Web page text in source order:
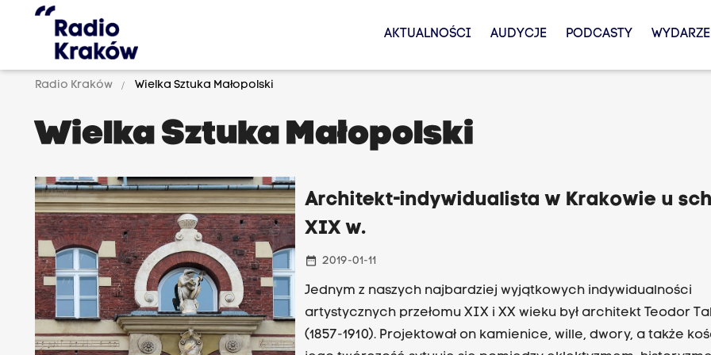
AKTUALNOŚCI AUDYCJE PODCASTY
Radio Kraków Wielka Sztuka Małopolski
Wielka Sztuka Małopolski
Architekt-indywidualista w Krakowie u
XIX w.
date_range 2019-01-11
Jednym z naszych najbardziej wyjątkowych indywidualności
artystycznych przełomu XIX i XX wieku był architekt Teodor
(1857-1910). Projektował on kamienice, wille, dwory, a także